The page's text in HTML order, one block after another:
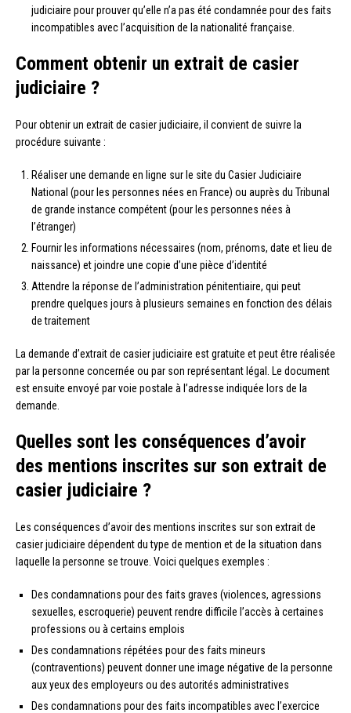
judiciaire pour prouver qu’elle n’a pas été condamnée pour des faits
incompatibles avec l’acquisition de la nationalité française.
Comment obtenir un extrait de casier
judiciaire ?
Pour obtenir un extrait de casier judiciaire, il convient de suivre la
procédure suivante :
Réaliser une demande en ligne sur le site du Casier Judiciaire
National (pour les personnes nées en France) ou auprès du Tribunal
de grande instance compétent (pour les personnes nées à
l’étranger)
Fournir les informations nécessaires (nom, prénoms, date et lieu de
naissance) et joindre une copie d’une pièce d’identité
Attendre la réponse de l’administration pénitentiaire, qui peut
prendre quelques jours à plusieurs semaines en fonction des délais
de traitement
La demande d’extrait de casier judiciaire est gratuite et peut être réalisée
par la personne concernée ou par son représentant légal. Le document
est ensuite envoyé par voie postale à l’adresse indiquée lors de la
demande.
Quelles sont les conséquences d’avoir
des mentions inscrites sur son extrait de
casier judiciaire ?
Les conséquences d’avoir des mentions inscrites sur son extrait de
casier judiciaire dépendent du type de mention et de la situation dans
laquelle la personne se trouve. Voici quelques exemples :
Des condamnations pour des faits graves (violences, agressions
sexuelles, escroquerie) peuvent rendre difficile l’accès à certaines
professions ou à certains emplois
Des condamnations répétées pour des faits mineurs
(contraventions) peuvent donner une image négative de la personne
aux yeux des employeurs ou des autorités administratives
Des condamnations pour des faits incompatibles avec l’exercice